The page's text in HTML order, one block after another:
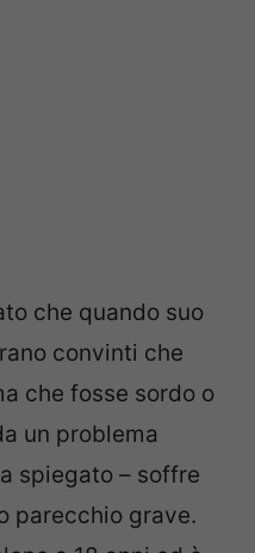
che quando suo
convinti che
che fosse sordo o
un problema
spiegato – soffre
parecchio grave.